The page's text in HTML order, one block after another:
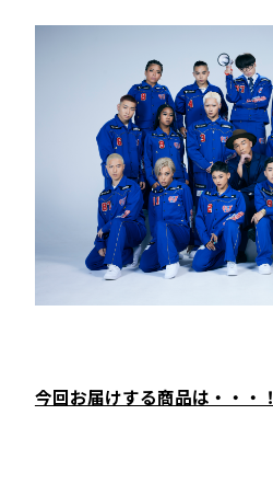
今回お届けする商品は・・・！